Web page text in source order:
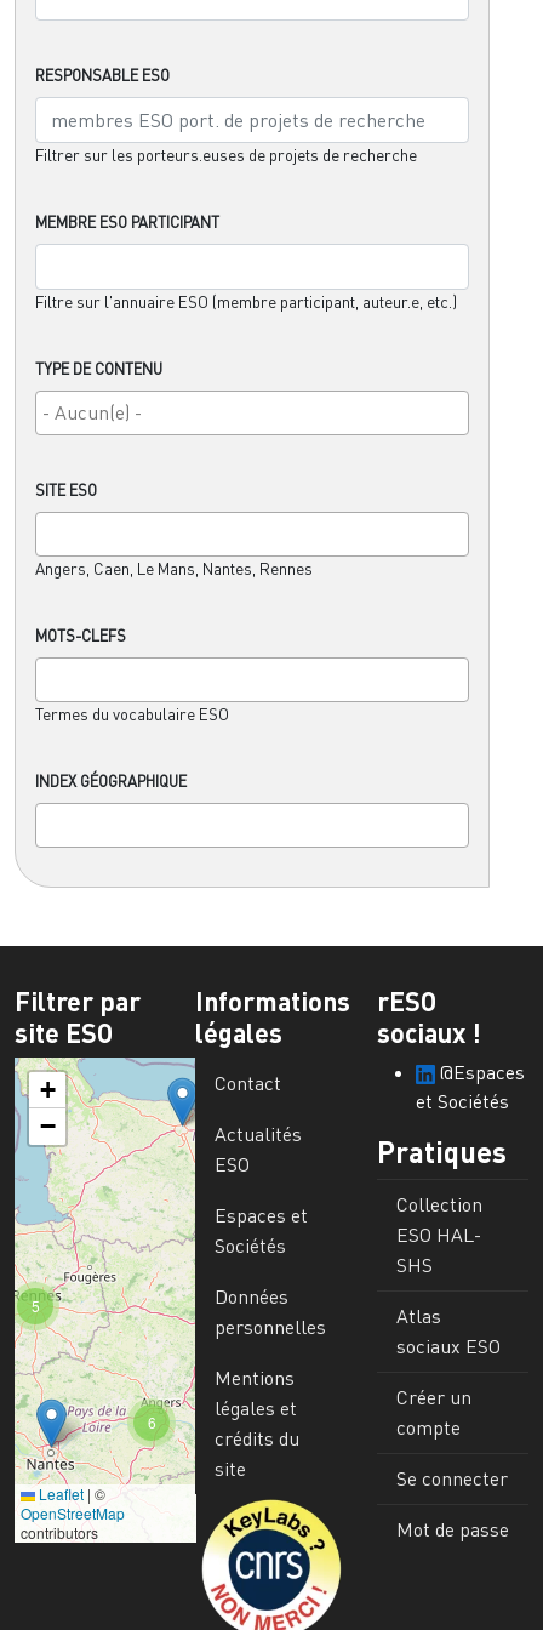
RESPONSABLE ESO
Filtrer sur les porteurs.euses de projets de recherche
MEMBRE ESO PARTICIPANT
Filtre sur l'annuaire ESO (membre participant, auteur.e, etc.)
TYPE DE CONTENU
SITE ESO
Angers, Caen, Le Mans, Nantes, Rennes
MOTS-CLEFS
Termes du vocabulaire ESO
INDEX GÉOGRAPHIQUE
Filtrer par
site ESO
6
5
+
−
Leaflet | ©
OpenStreetMap
contributors
Informations
légales
Contact
Actualités
ESO
Espaces et
Sociétés
Données
personnelles
Mentions
légales et
crédits du
site
Image
rESO
sociaux !
@Espaces
et Sociétés
Pratiques
Collection
ESO HAL-
SHS
Atlas
sociaux ESO
Créer un
compte
Se connecter
Mot de passe